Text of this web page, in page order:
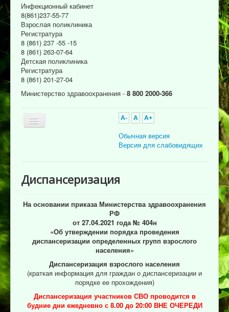
Инфекционный кабинет
8(861)237-55-77
Взрослая поликлиника
Регистратура
8 (861) 237 -55 -15
8 (861) 263-07-64
Детская поликлиника
Регистратура
8 (861) 201-27-04
Министерство здравоохранения - 8 800 2000-366
A- A A+
Обычная версия
Версия для слабовидящих
Об учреждении
Для пациента
Информация для специалистов
Медицинская профилактика
Контролирующие органы
Лекарственное обеспечение
Документы
Диспансеризация
На основании приказа Министерства здравоохранения
РФ
от 27.04.2021 года № 404н
«Об утверждении порядка проведения
диспансеризации определенных групп взрослого
населения»
Диспансеризация взрослого населения
(краткая информация для граждан о диспансеризации и
порядке ее прохождения)
Диспансеризация участников СВО проводится в
будние дни ежедневно с 8.00 до 20:00 ВНЕ ОЧЕРЕДИ